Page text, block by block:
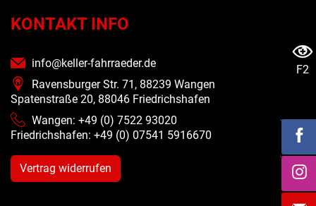
KONTAKT INFO
info@keller-fahrraeder.de
Ravensburger Str. 71, 88239 Wangen
Spatenstraße 20, 88046 Friedrichshafen
Wangen: +49 (0) 7522 93020
Friedrichshafen: +49 (0) 07541 5916670
Vertrag widerrufen
F2